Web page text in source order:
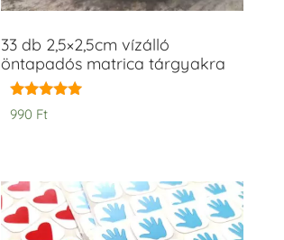
33 db 2,5×2,5cm vízálló
öntapadós matrica tárgyakra
Értékelés:
5.00
990 Ft